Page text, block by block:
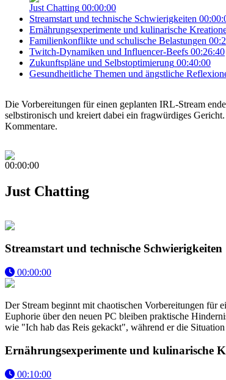
Just Chatting 00:00:00
Streamstart und technische Schwierigkeiten
Ernährungsexperimente und kulinarische
Familienkonflikte und schulische Belastungen
Twitch-Dynamiken und Influencer-Beefs 00:26:40
Zukunftspläne und Selbstoptimierung 00:40:00
Gesundheitliche Themen und ängstliche
Die Vorbereitungen für einen geplanten IRL-Stream
selbstironisch und kreiert dabei ein fragwürdiges
Kommentare.
00:00:00
Just Chatting
Streamstart und technische Schwierigkeiten
00:00:00
Der Stream beginnt mit chaotischen Vorbereitungen für
Euphorie über den neuen PC bleiben praktische
wie "Ich hab das Reis gekackt", während er die
Ernährungsexperimente und kulinarische
00:10:00